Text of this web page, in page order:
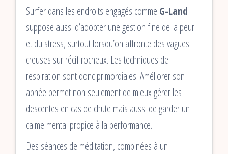
Surfer dans les endroits engagés comme G-Land
suppose aussi d’adopter une gestion fine de la peur
et du stress, surtout lorsqu’on affronte des vagues
creuses sur récif rocheux. Les techniques de
respiration sont donc primordiales. Améliorer son
apnée permet non seulement de mieux gérer les
descentes en cas de chute mais aussi de garder un
calme mental propice à la performance.
Des séances de méditation, combinées à un